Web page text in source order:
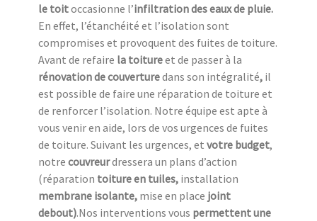
le toitoccasionne l’infiltration des eaux de pluie.
En effet, l’étanchéité et l’isolation sont
compromises et provoquent des fuites de toiture.
Avant de refaire la toitureet de passer à la
rénovation de couverturedans son intégralité, il
est possible de faire une réparation de toiture et
de renforcer l’isolation. Notre équipe est apte à
vous venir en aide, lors de vos urgences de fuites
de toiture. Suivant les urgences, et votre budget,
notre couvreurdressera un plans d’action
(réparation toiture en tuiles, installation
membrane isolante, mise en place joint
debout).Nos interventions vous permettent une